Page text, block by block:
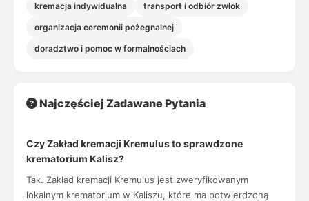
kremacja indywidualna transport i odbiór zwłok
organizacja ceremonii pożegnalnej
doradztwo i pomoc w formalnościach
Najczęściej Zadawane Pytania
Czy Zakład kremacji Kremulus to sprawdzone
krematorium Kalisz?
Tak. Zakład kremacji Kremulus jest zweryfikowanym
lokalnym krematorium w Kaliszu, które ma potwierdzoną